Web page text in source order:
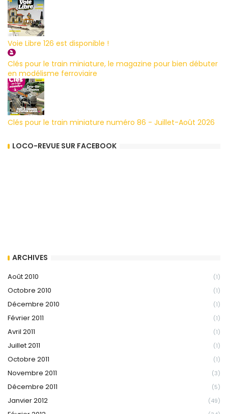
Voie Libre 126 est disponible !
Clés pour le train miniature, le magazine pour bien débuter
en modélisme ferroviaire
Clés pour le train miniature numéro 86 - Juillet-Août 2026
LOCO-REVUE SUR FACEBOOK
ARCHIVES
Août 2010 (1)
Octobre 2010 (1)
Décembre 2010 (1)
Février 2011 (1)
Avril 2011 (1)
Juillet 2011 (1)
Octobre 2011 (1)
Novembre 2011 (3)
Décembre 2011 (5)
Janvier 2012 (49)